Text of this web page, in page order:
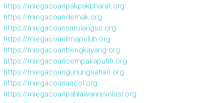
https://miegacoanpakpakbharat.org
https://miegacoandemak.org
https://miegacoansarolangun.org
https://miegacoanlimapuluh.org
https://miegacoanbengkayang.org
https://miegacoancempakaputih.org
https://miegacoangunungsahari.org
https://miegacoanancol.org
https://miegacoanpahlawanrevolusi.org